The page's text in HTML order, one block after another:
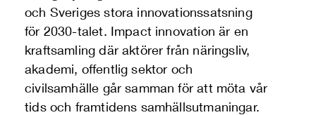
och Sveriges stora innovationssatsning
för 2030-talet. Impact innovation är en
kraftsamling där aktörer från näringsliv,
akademi, offentlig sektor och
civilsamhälle går samman för att möta vår
tids och framtidens samhällsutmaningar.